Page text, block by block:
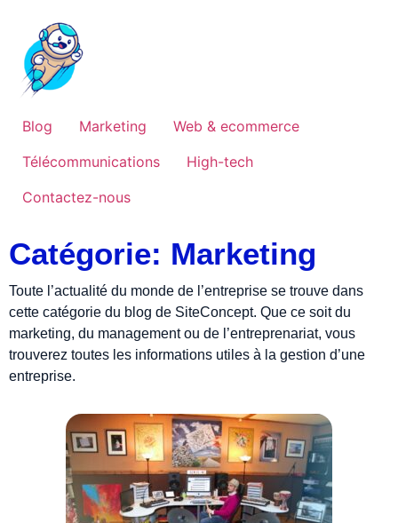
Blog Marketing
Web & ecommerce
Télécommunications
High-tech
Contactez-nous
Catégorie: Marketing
Toute l’actualité du monde de l’entreprise se trouve dans
cette catégorie du blog de SiteConcept. Que ce soit du
marketing, du management ou de l’entreprenariat, vous
trouverez toutes les informations utiles à la gestion d’une
entreprise.